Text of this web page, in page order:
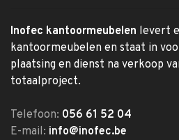
Inofec kantoormeubelen levert
kantoormeubelen en staat in
plaatsing en dienst na verkoop
totaalproject.
Telefoon: 056 61 52 04
E-mail: info@inofec.be